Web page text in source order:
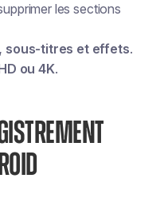
les sections
sous-titres et effets.
ou 4K.